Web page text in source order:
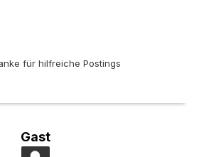
für hilfreiche Postings
Gast